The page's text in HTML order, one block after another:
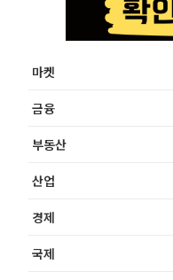
마켓
금융
부동산
산업
경제
국제